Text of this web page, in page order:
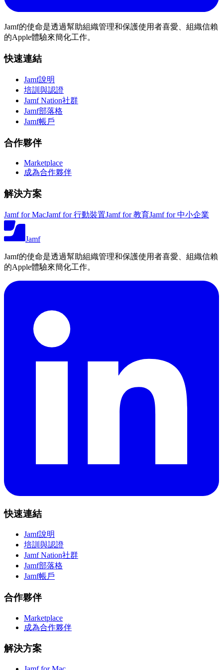
Jamf的使命是透過幫助組織管理和保護使用者喜愛、組織信賴
的Apple體驗來簡化工作。
快速連結
Jamf說明
培訓與認證
Jamf Nation社群
Jamf部落格
Jamf帳戶
合作夥伴
Marketplace
成為合作夥伴
解決方案
Jamf for MacJamf for 行動裝置Jamf for 教育Jamf for 中小企業
Jamf
Jamf的使命是透過幫助組織管理和保護使用者喜愛、組織信賴
的Apple體驗來簡化工作。
快速連結
Jamf說明
培訓與認證
Jamf Nation社群
Jamf部落格
Jamf帳戶
合作夥伴
Marketplace
成為合作夥伴
解決方案